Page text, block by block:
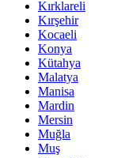
Kırklareli
Kırşehir
Kocaeli
Konya
Kütahya
Malatya
Manisa
Mardin
Mersin
Muğla
Muş